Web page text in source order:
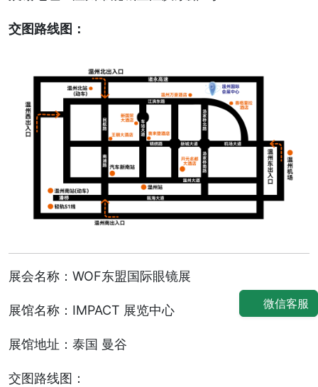
交图路线图：
展会名称：WOF东盟国际眼镜展
展馆名称：IMPACT 展览中心
展馆地址：泰国 曼谷
交图路线图：
微信客服